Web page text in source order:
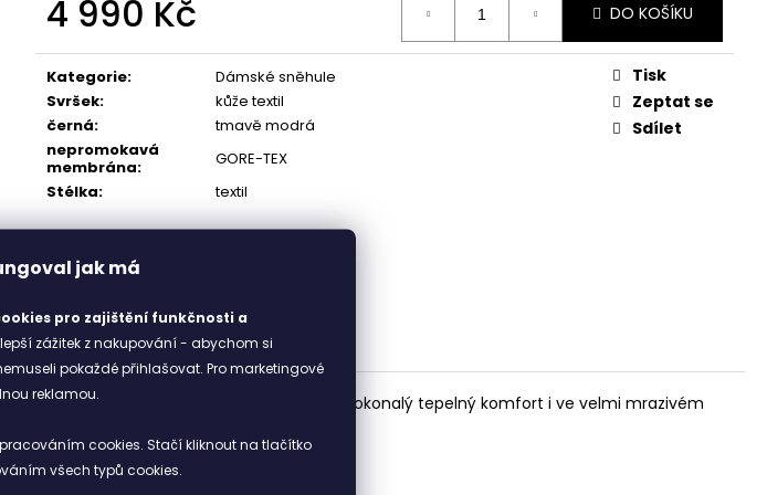
jak má
pro zajištění funkčnosti a
zážitek z nakupování - abychom si
pokaždé přihlašovat. Pro marketingové
reklamou.
cookies. Stačí kliknout na tlačítko
všech typů cookies.
4 990 Kč
cena:
DO KOŠÍKU
Kategorie:
Dámské sněhule
Svršek:
kůže textil
černá:
tmavě modrá
nepromokavá
membrána:
GORE-TEX
Stélka: textil
Tisk
Zeptat se
Sdílet
Podšívka GORE-TEX Partelana poskytuje dokonalý tepelný komfort i ve velmi mrazivém
vysokou funkčnost.
448 Kč